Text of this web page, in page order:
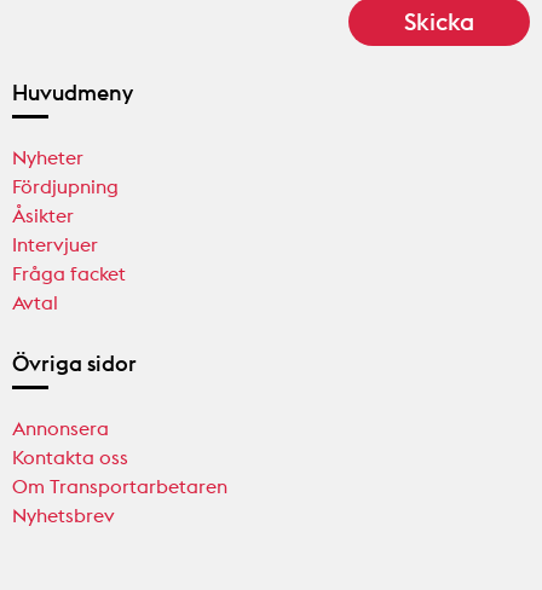
Huvudmeny
Nyheter
Fördjupning
Åsikter
Intervjuer
Fråga facket
Avtal
Övriga sidor
Annonsera
Kontakta oss
Om Transportarbetaren
Nyhetsbrev